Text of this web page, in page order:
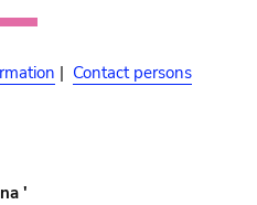
| Contact persons
'